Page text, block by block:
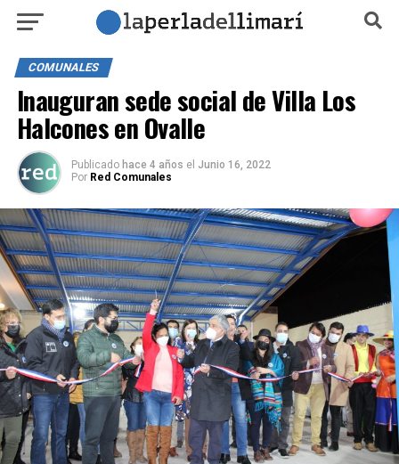
COMUNALES
Inauguran sede social de Villa Los
Halcones en Ovalle
Publicado hace 4 años el Junio 16, 2022
Por Red Comunales